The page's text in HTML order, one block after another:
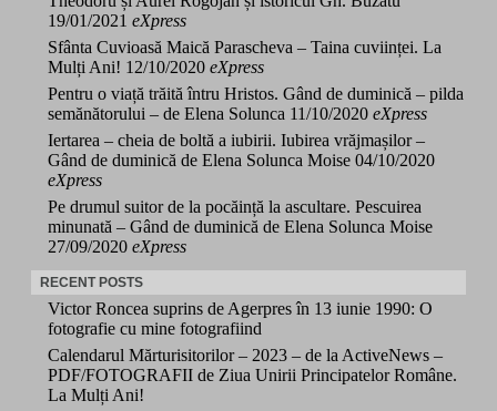
19/01/2021 eXpress
Sfânta Cuvioasă Maică Parascheva – Taina cuviinței. La
Mulți Ani! 12/10/2020 eXpress
Pentru o viață trăită întru Hristos. Gând de duminică – pilda
semănătorului – de Elena Solunca 11/10/2020 eXpress
Iertarea – cheia de boltă a iubirii. Iubirea vrăjmașilor –
Gând de duminică de Elena Solunca Moise 04/10/2020
eXpress
Pe drumul suitor de la pocăință la ascultare. Pescuirea
minunată – Gând de duminică de Elena Solunca Moise
27/09/2020 eXpress
RECENT POSTS
Victor Roncea suprins de Agerpres în 13 iunie 1990: O
fotografie cu mine fotografiind
Calendarul Mărturisitorilor – 2023 – de la ActiveNews –
PDF/FOTOGRAFII de Ziua Unirii Principatelor Române.
La Mulți Ani!